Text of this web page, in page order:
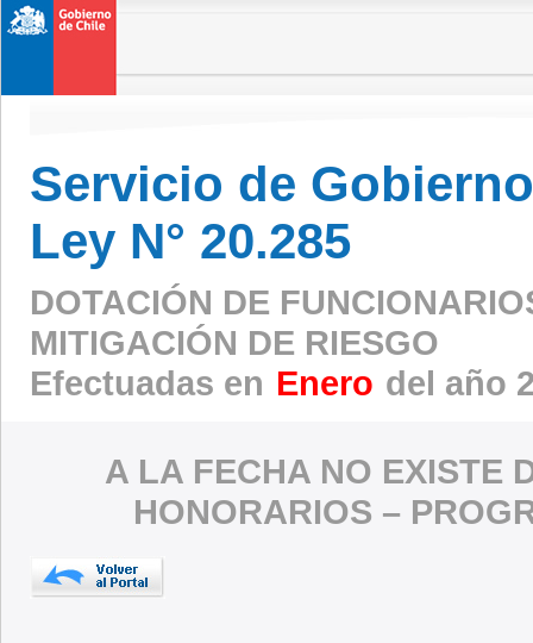
Servicio de
Ley N° 20.285
DOTACIÓN DE
MITIGACIÓN DE RIESGO
Efectuadas en Enero del año
A LA FECHA NO EXISTE
HONORARIOS –